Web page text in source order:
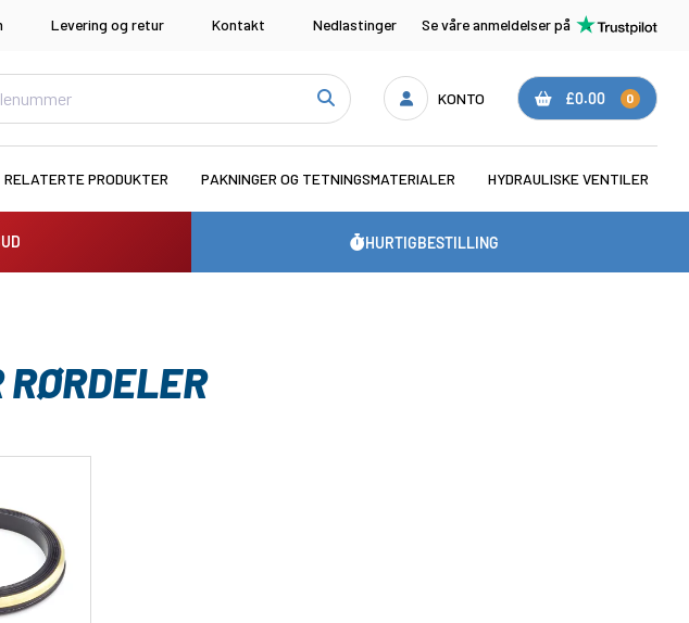
Levering og retur Kontakt Nedlastinger Se våre anmeldelser på
KONTO £0.00 0
RELATERTE PRODUKTER PAKNINGER OG TETNINGSMATERIALER HYDRAULISKE VENTILER
HURTIGBESTILLING
RØRDELER